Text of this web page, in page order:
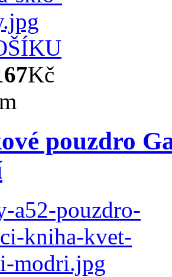
Kč
pouzdro